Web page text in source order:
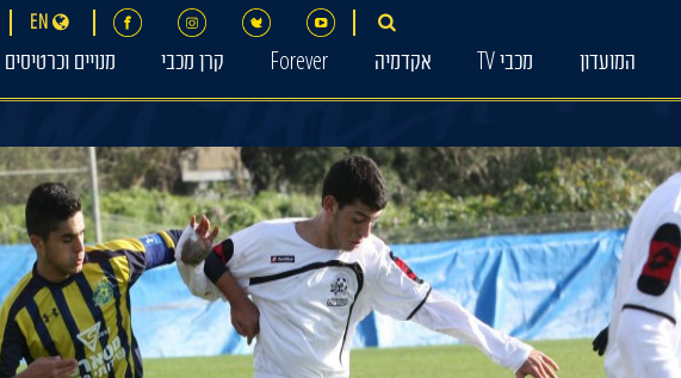
EN
המועדון מכבי TV אקדמיה Forever קרן מכבי מנויים וכרטיסים